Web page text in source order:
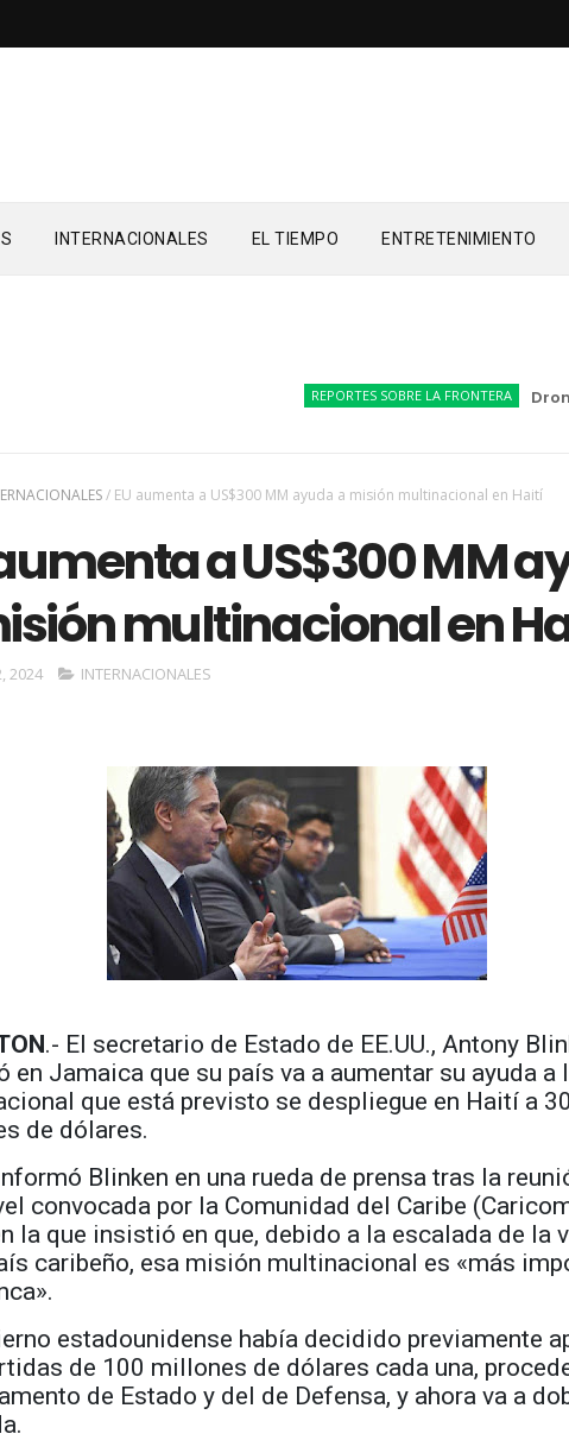
INTERNACIONALES EL TIEMPO ENTRETENIMIENTO
REPORTES SOBRE LA FRONTERA Drones
/ EU aumenta a US$300 MM ayuda a misión multinacional en Haití
a US$300 MM
multinacional en
2024 INTERNACIONALES
.- El secretario de Estado de EE.UU., Antony
en Jamaica que su país va a aumentar su ayuda a
que está previsto se despliegue en Haití a
de dólares.
Blinken en una rueda de prensa tras la
convocada por la Comunidad del Caribe
la que insistió en que, debido a la escalada de la
caribeño, esa misión multinacional es «más
estadounidense había decidido previamente
de 100 millones de dólares cada una,
de Estado y del de Defensa, y ahora va a